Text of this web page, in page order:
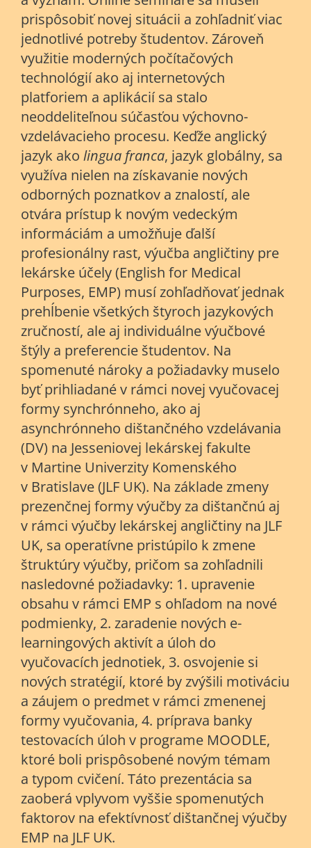
prispôsobiť novej situácii a zohľadniť viac
jednotlivé potreby študentov. Zároveň
využitie moderných počítačových
technológií ako aj internetových
platforiem a aplikácií sa stalo
neoddeliteľnou súčasťou výchovno-
vzdelávacieho procesu. Keďže anglický
jazyk ako lingua franca, jazyk globálny, sa
využíva nielen na získavanie nových
odborných poznatkov a znalostí, ale
otvára prístup k novým vedeckým
informáciám a umožňuje ďalší
profesionálny rast, výučba angličtiny pre
lekárske účely (English for Medical
Purposes, EMP) musí zohľadňovať jednak
prehĺbenie všetkých štyroch jazykových
zručností, ale aj individuálne výučbové
štýly a preferencie študentov. Na
spomenuté nároky a požiadavky muselo
byť prihliadané v rámci novej vyučovacej
formy synchrónneho, ako aj
asynchrónneho dištančného vzdelávania
(DV) na Jesseniovej lekárskej fakulte
v Martine Univerzity Komenského
v Bratislave (JLF UK). Na základe zmeny
prezenčnej formy výučby za dištančnú aj
v rámci výučby lekárskej angličtiny na JLF
UK, sa operatívne pristúpilo k zmene
štruktúry výučby, pričom sa zohľadnili
nasledovné požiadavky: 1. upravenie
obsahu v rámci EMP s ohľadom na nové
podmienky, 2. zaradenie nových e-
learningových aktivít a úloh do
vyučovacích jednotiek, 3. osvojenie si
nových stratégií, ktoré by zvýšili motiváciu
a záujem o predmet v rámci zmenenej
formy vyučovania, 4. príprava banky
testovacích úloh v programe MOODLE,
ktoré boli prispôsobené novým témam
a typom cvičení. Táto prezentácia sa
zaoberá vplyvom vyššie spomenutých
faktorov na efektívnosť dištančnej výučby
EMP na JLF UK.